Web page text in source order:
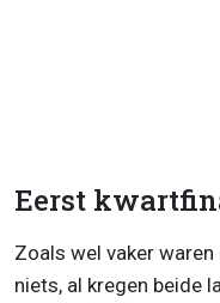
Eerst
Zoals wel vaker
niets, al kregen beide